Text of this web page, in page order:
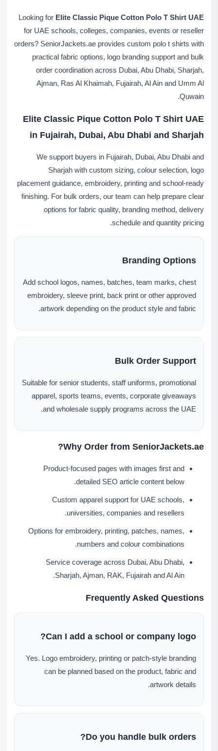
Looking for Elite Classic Pique Cotton Polo T Shirt UAE
for UAE schools, colleges, companies, events or reseller
orders? SeniorJackets.ae provides custom polo t shirts with
practical fabric options, logo branding support and bulk
order coordination across Dubai, Abu Dhabi, Sharjah,
Ajman, Ras Al Khaimah, Fujairah, Al Ain and Umm Al
Quwain.
Elite Classic Pique Cotton Polo T Shirt UAE
in Fujairah, Dubai, Abu Dhabi and Sharjah
We support buyers in Fujairah, Dubai, Abu Dhabi and
Sharjah with custom sizing, colour selection, logo
placement guidance, embroidery, printing and school-ready
finishing. For bulk orders, our team can help prepare clear
options for fabric quality, branding method, delivery
schedule and quantity pricing.
Branding Options
Add school logos, names, batches, team marks, chest
embroidery, sleeve print, back print or other approved
artwork depending on the product style and fabric.
Bulk Order Support
Suitable for senior students, staff uniforms, promotional
apparel, sports teams, events, corporate giveaways
and wholesale supply programs across the UAE.
Why Order from SeniorJackets.ae?
Product-focused pages with images first and
detailed SEO article content below.
Custom apparel support for UAE schools,
universities, companies and resellers.
Options for embroidery, printing, patches, names,
numbers and colour combinations.
Service coverage across Dubai, Abu Dhabi,
Sharjah, Ajman, RAK, Fujairah and Al Ain.
Frequently Asked Questions
Can I add a school or company logo?
Yes. Logo embroidery, printing or patch-style branding
can be planned based on the product, fabric and
artwork details.
Do you handle bulk orders?